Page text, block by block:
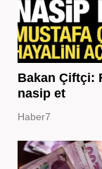
Bakan Çiftçi:
nasip et
Haber7